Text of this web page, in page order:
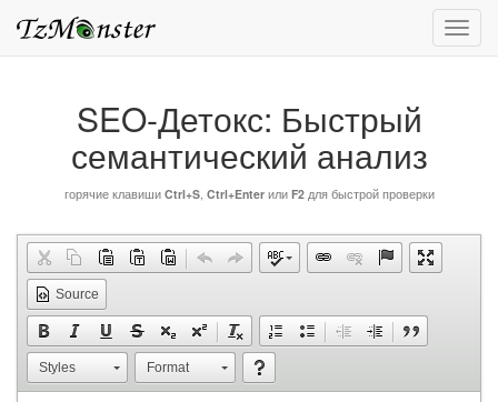
SEO-Детокс: Быстрый
семантический анализ
горячие клавиши Ctrl+S, Ctrl+Enterили F2для быстрой проверки
Source
Styles Format